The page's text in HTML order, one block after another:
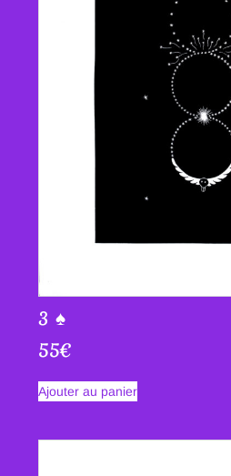
3 ♠
55€
Ajouter au panier